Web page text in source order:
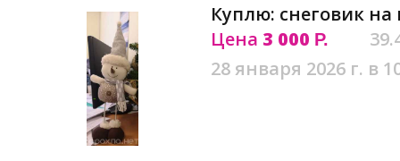
Куплю: снеговик
Цена 3 000 Р.
28 января 2026 г. в